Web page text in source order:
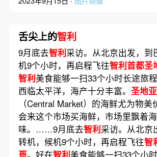
舌尖上的智利
9月底去智利采访。从北京出发，到
机9个小时，再启程飞往智利首都圣
智利美食能够一扫33个小时长途旅程
西临太平洋，海产十分丰富。 圣地
（Central Market）的海鲜尤为物
会来这个市场买海鲜，市场里飘着
味。……9月底去智利采访。从北京
转机，候机9个小时，再启程飞往智